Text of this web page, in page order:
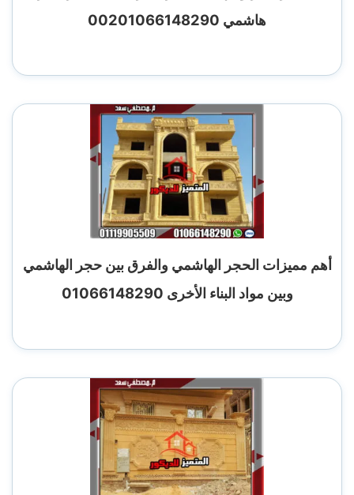
هاشمي 00201066148290
أهم مميزات الحجر الهاشمي والفرق بين حجر الهاشمي
وبين مواد البناء الأخرى 01066148290